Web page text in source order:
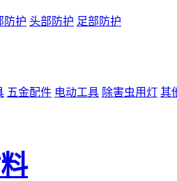
防护 头部防护 足部防护
五金配件 电动工具 除害虫用灯 其